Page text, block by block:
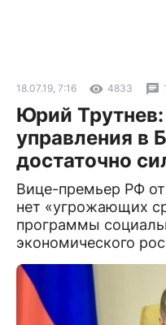
18.07.19, 7:16 4833 1
Юрий
управления в
достаточно
Вице-премьер РФ
нет «угрожающих
программы
экономического